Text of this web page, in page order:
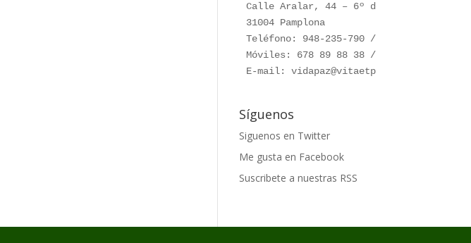
Calle Aralar, 44 – 6º dcha.
31004 Pamplona
Teléfono: 948-235-790 / 948-230-787
Móviles: 678 89 88 38 / 660 76 91 28
E-mail: vidapaz@vitaetpax.org
Síguenos
Siguenos en Twitter
Me gusta en Facebook
Suscribete a nuestras RSS